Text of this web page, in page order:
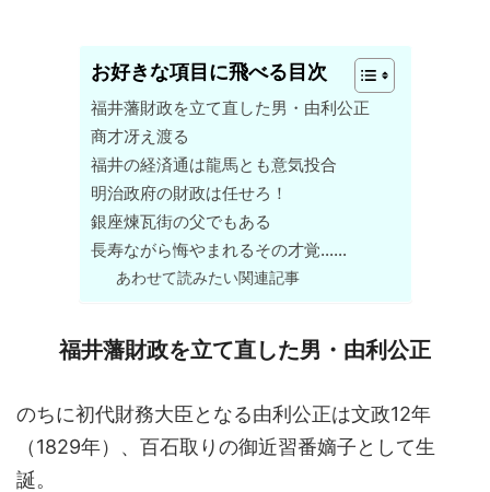
お好きな項目に飛べる目次
福井藩財政を立て直した男・由利公正
商才冴え渡る
福井の経済通は龍馬とも意気投合
明治政府の財政は任せろ！
銀座煉瓦街の父でもある
長寿ながら悔やまれるその才覚……
あわせて読みたい関連記事
福井藩財政を立て直した男・由利公正
のちに初代財務大臣となる由利公正は文政12年
（1829年）、百石取りの御近習番嫡子として生
誕。